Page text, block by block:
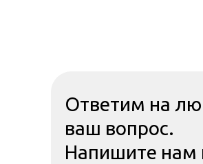
Ответим на
ваш вопрос.
Напишите нам